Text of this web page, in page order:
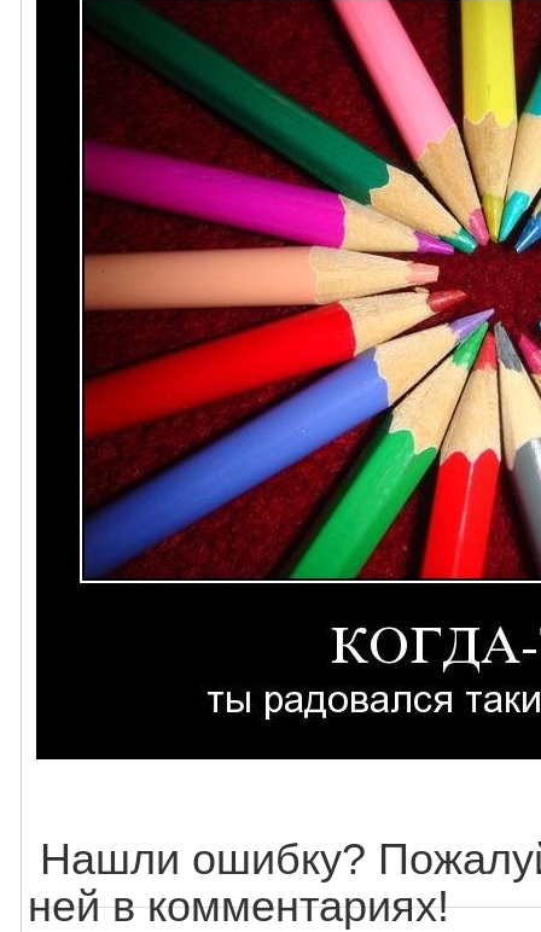
Нашли ошибку?
ней в комментариях!